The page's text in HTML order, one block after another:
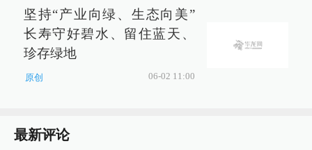
坚持“产业向绿、生态向美”
长寿守好碧水、留住蓝天、
珍存绿地
原创 06-02 11:00
最新评论